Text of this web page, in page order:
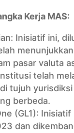
Kerja MAS:
Inisiatif ini,
pasar valuta
telah
tujuh
berbeda.
(GL1):
dan